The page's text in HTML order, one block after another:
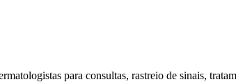
para consultas, rastreio de sinais,